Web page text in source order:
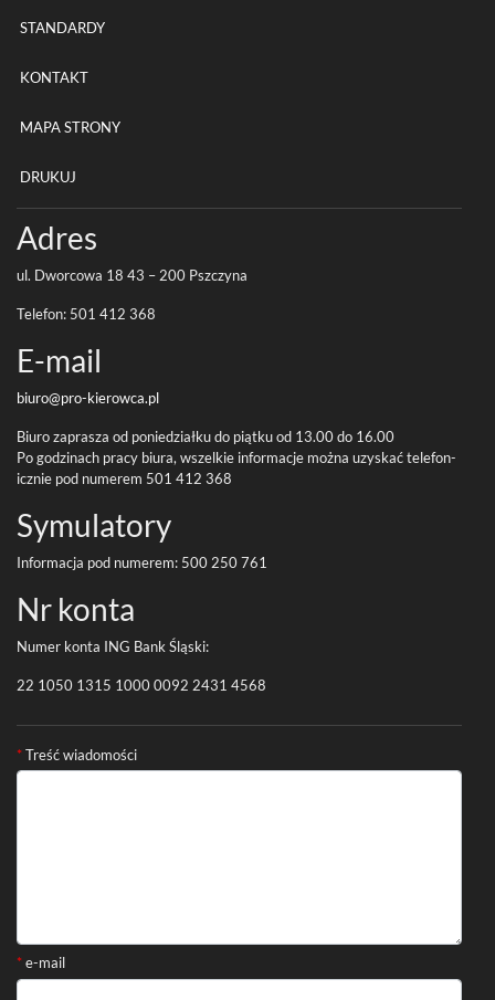
STANDARDY
KONTAKT
MAPA STRONY
DRUKUJ
Adres
ul. Dwor­cowa 18 43 –200 Pszczyna
Tele­fon: 501 412 368
E-​mail
biuro@pro-kierowca.pl
Biuro zaprasza od poniedzi­ałku do piątku od 13.00do 16.00
Po godz­i­nach pracy biura, wszelkie infor­ma­cje można uzyskać tele­fon­
icznie pod numerem 501 412 368
Symu­la­tory
Infor­ma­cja pod numerem: 500250761
Nr konta
Numer konta ING Bank Śląski:
22 1050 1315 10000092 2431 4568
Formularz kontaktowy
*Treść wiadomości
*e-mail